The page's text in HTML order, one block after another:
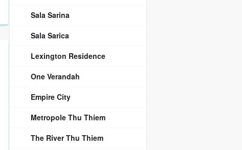
Sala Sarina
Sala Sarica
Lexington Residence
One Verandah
Empire City
Metropole Thu Thiem
The River Thu Thiem